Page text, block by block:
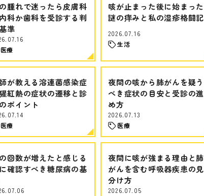
腫れで迷ったら皮膚科
科か歯科を受診する判
準
医療
咳が止まった後に始まった
謎の痒みと私の湿疹格闘記
2026.07.16
生活
が教える溶連菌感染症
紅熱の症状の遷移と診
ポイント
医療
夜間の咳から肺がんを疑う
べき症状の目安と受診の進
め方
2026.07.13
医療
回数が増えたと感じる
確認すべき糖尿病の基
夜間に咳が強まる理由と肺
がんを含む呼吸器疾患の見
分け方
2026.07.05